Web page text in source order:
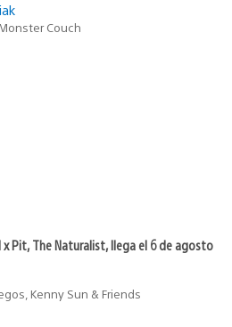
Couch
Pit, The Naturalist, llega el 6 de agosto
Kenny Sun & Friends